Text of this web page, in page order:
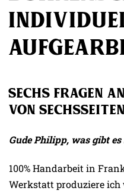
Sechs Fragen
von
Gude Philipp, was gibt
100% Handarbeit in
Werkstatt produziere